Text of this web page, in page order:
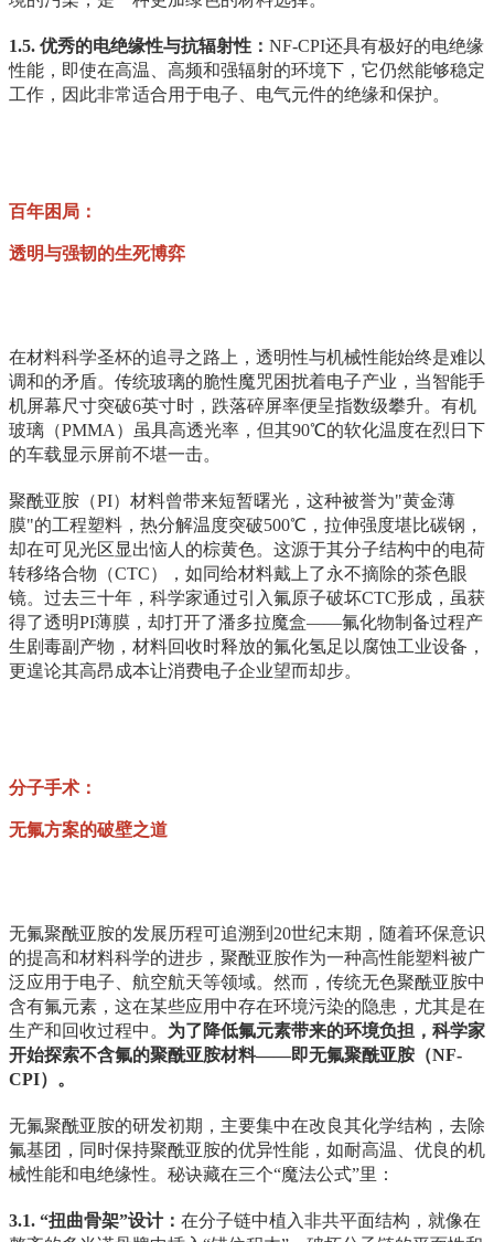
1.5. 优秀的电绝缘性与抗辐射性： NF-CPI还具有极好的电绝缘
性能，即使在高温、高频和强辐射的环境下，它仍然能够稳定
工作，因此非常适合用于电子、电气元件的绝缘和保护。
百年困局：
透明与强韧的生死博弈
在材料科学圣杯的追寻之路上，透明性与机械性能始终是难以
调和的矛盾。传统玻璃的脆性魔咒困扰着电子产业，当智能手
机屏幕尺寸突破6英寸时，跌落碎屏率便呈指数级攀升。有机
玻璃（PMMA）虽具高透光率，但其90℃的软化温度在烈日下
的车载显示屏前不堪一击。
聚酰亚胺（PI）材料曾带来短暂曙光，这种被誉为"黄金薄
膜"的工程塑料，热分解温度突破500℃，拉伸强度堪比碳钢，
却在可见光区显出恼人的棕黄色。这源于其分子结构中的电荷
转移络合物（CTC），如同给材料戴上了永不摘除的茶色眼
镜。过去三十年，科学家通过引入氟原子破坏CTC形成，虽获
得了透明PI薄膜，却打开了潘多拉魔盒——氟化物制备过程产
生剧毒副产物，材料回收时释放的氟化氢足以腐蚀工业设备，
更遑论其高昂成本让消费电子企业望而却步。
分子手术：
无氟方案的破壁之道
无氟聚酰亚胺的发展历程可追溯到20世纪末期，随着环保意识
的提高和材料科学的进步，聚酰亚胺作为一种高性能塑料被广
泛应用于电子、航空航天等领域。然而，传统无色聚酰亚胺中
含有氟元素，这在某些应用中存在环境污染的隐患，尤其是在
生产和回收过程中。 为了降低氟元素带来的环境负担，科学家
开始探索不含氟的聚酰亚胺材料——即无氟聚酰亚胺（NF-
CPI）。
无氟聚酰亚胺的研发初期，主要集中在改良其化学结构，去除
氟基团，同时保持聚酰亚胺的优异性能，如耐高温、优良的机
械性能和电绝缘性。秘诀藏在三个“魔法公式”里：
3.1. “扭曲骨架”设计： 在分子链中植入非共平面结构，就像在